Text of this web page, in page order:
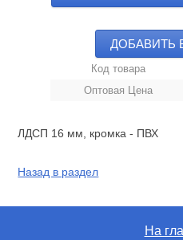
ДОБАВИТЬ
Код товара
Оптовая Цена
ЛДСП 16 мм, кромка - ПВХ
Назад в раздел
На